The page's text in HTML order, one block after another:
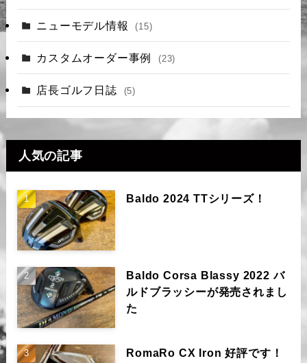
ニューモデル情報 (15)
カスタムオーダー事例 (23)
店長ゴルフ日誌 (5)
人気の記事
Baldo 2024 TTシリーズ！
Baldo Corsa Blassy 2022 バ
ルドブラッシーが発売されまし
た
RomaRo CX Iron 好評です！